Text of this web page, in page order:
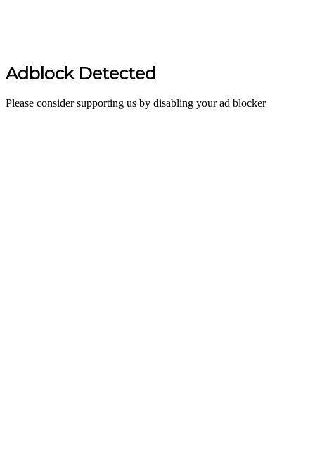
Adblock Detected
Please consider supporting us by disabling your ad blocker